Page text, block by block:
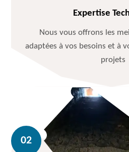
Expertise
Nous vous offrons les
adaptées à vos besoins et à
projets